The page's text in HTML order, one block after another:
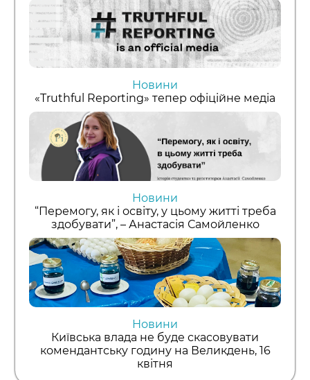
Новини
«Truthful Reporting» тепер офіційне медіа
Новини
“Перемогу, як і освіту, у цьому житті треба
здобувати”, – Анастасія Самойленко
Новини
Київська влада не буде скасовувати
комендантську годину на Великдень, 16
квітня